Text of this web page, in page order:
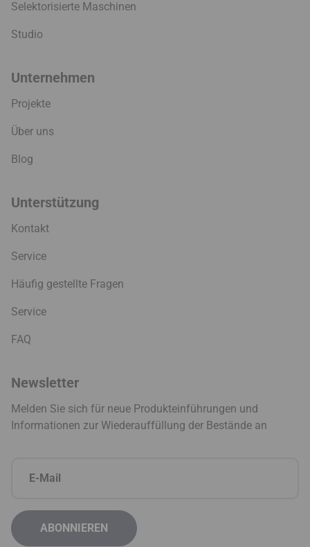
Selektorisierte Maschinen
Studio
Unternehmen
Projekte
Über uns
Blog
Unterstützung
Kontakt
Service
Häufig gestellte Fragen
Service
FAQ
Newsletter
Melden Sie sich für neue Produkteinführungen und
Informationen zur Wiederauffüllung der Bestände an